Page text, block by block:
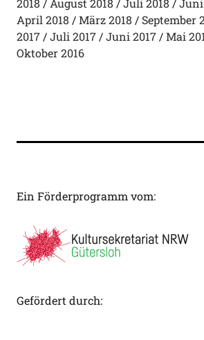
2018
August 2018 Juli 2018 Juni
April 2018
März 2018 September
2017
Juli 2017 Juni 2017 Mai
Oktober 2016
Ein Förderprogramm vom:
Gefördert durch: